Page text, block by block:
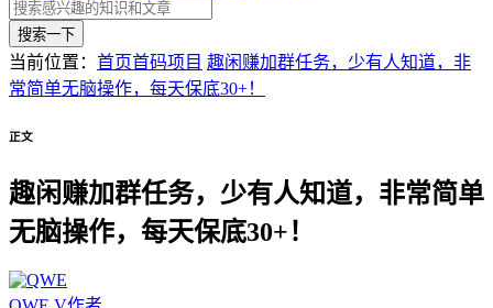
搜索一下
当前位置： 首页首码项目 趣闲赚加群任务，少有人知道，非
常简单无脑操作，每天保底30+！
正文
趣闲赚加群任务，少有人知道，非常简单
无脑操作，每天保底30+！